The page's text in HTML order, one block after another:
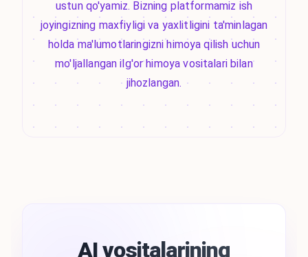
ustun qo'yamiz. Bizning platformamiz ish
joyingizning maxfiyligi va yaxlitligini ta'minlagan
holda ma'lumotlaringizni himoya qilish uchun
mo'ljallangan ilg'or himoya vositalari bilan
jihozlangan.
AI vositalarining